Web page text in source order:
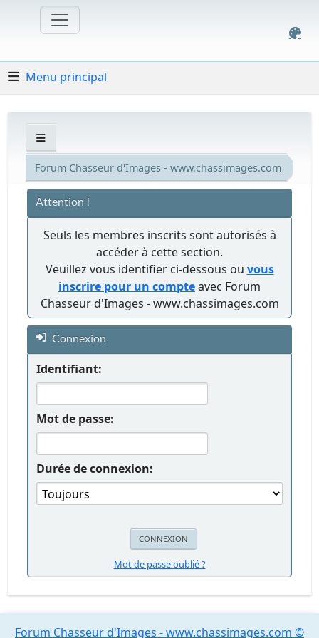
Menu principal
Forum Chasseur d'Images - www.chassimages.com
Attention !
Seuls les membres inscrits sont autorisés à
accéder à cette section.
Veuillez vous identifier ci-dessous ou vous
inscrire pour un compteavec Forum
Chasseur d'Images - www.chassimages.com
Connexion
Identifiant:
Mot de passe:
Durée de connexion:
Mot de passe oublié ?
Forum Chasseur d'Images - www.chassimages.com ©